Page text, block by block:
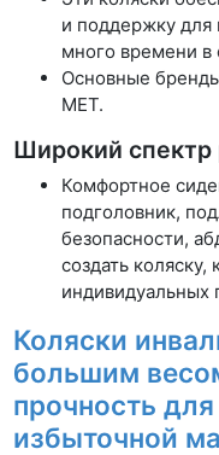
и поддержку для
много времени
Основные
MET.
Широкий спектр
Комфортное
подголовник,
безопасности,
создать
индивидуальных
Коляски
большим
прочность
избыточной